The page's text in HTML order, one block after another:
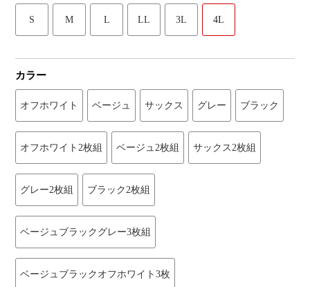
S M L LL 3L 4L
カラー
オフホワイト ベージュ サックス グレー ブラック
オフホワイト2枚組 ベージュ2枚組 サックス2枚組
グレー2枚組 ブラック2枚組
ベージュブラックグレー3枚組
ベージュブラックオフホワイト3枚